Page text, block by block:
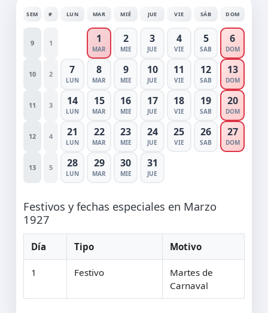
SEM # LUN MAR MIÉ JUE VIE SÁB DOM
9 1 1
MAR
2
MIE
3
JUE
4
VIE
5
SAB
6
DOM
10 2 7
LUN
8
MAR
9
MIE
10
JUE
11
VIE
12
SAB
13
DOM
11 3 14
LUN
15
MAR
16
MIE
17
JUE
18
VIE
19
SAB
20
DOM
12 4 21
LUN
22
MAR
23
MIE
24
JUE
25
VIE
26
SAB
27
DOM
13 5 28
LUN
29
MAR
30
MIE
31
JUE
Festivos y fechas especiales en Marzo
1927
Día Tipo Motivo
1 Festivo
Martes de
Carnaval